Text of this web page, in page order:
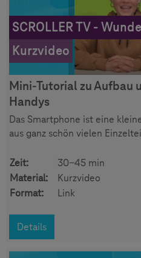
SCROLLER TV -
Kurzvideo
Mini-Tutorial zu Aufbau
Handys
Das Smartphone ist eine
aus ganz schön vielen
Zeit:
30-45 min
Material:
Kurzvideo
Format:
Link
Details